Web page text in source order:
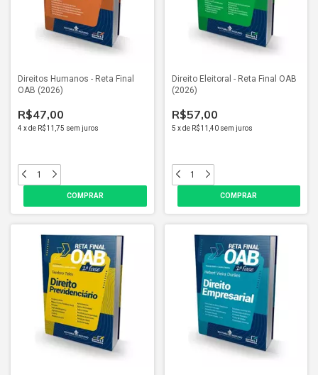
Direitos Humanos - Reta Final
OAB (2026)
R$47,00
4 xde R$11,75 sem juros
Direito Eleitoral - Reta Final OAB
(2026)
R$57,00
5 xde R$11,40 sem juros